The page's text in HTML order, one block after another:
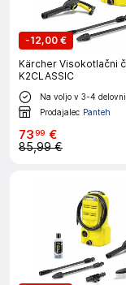
-12,00 €
Kärcher Visokotlačni
K2CLASSIC
Na voljo v 3-4
Prodajalec Panteh
7399 €
85,99 €